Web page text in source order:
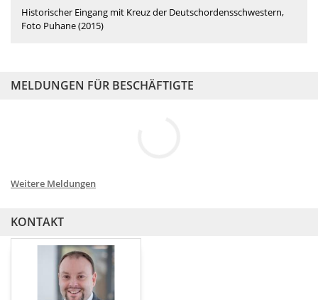
Historischer Eingang mit Kreuz der Deutschordensschwestern,
Foto Puhane (2015)
MELDUNGEN FÜR BESCHÄFTIGTE
Weitere Meldungen
KONTAKT